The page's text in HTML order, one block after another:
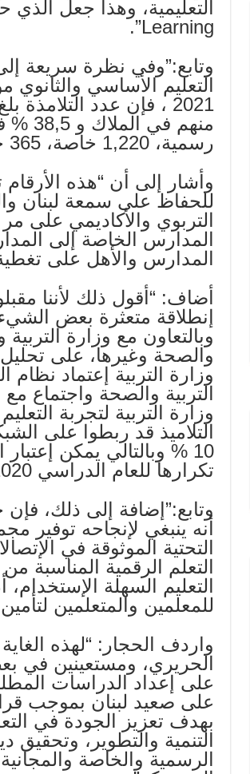
Learning”.
وتابع:”وفي نظرة سريعة
رسمية، 1,220 خاصة، 365 خاصة مجانية و 65 أونروا”.
وأشار إلى أن “هذه
للحفاظ على سمعة لبنان
التربوي والأكاديمي
المدارس الخاصة إلى
المدارس والأهل على
إنطلاقة متعثرة بعض
وبالتعاون مع وزارة
والصحة وغيرها، على
وزارة التربية إعتماد
التربية والصحة واجتماع
التلاميذ قد ربطوا على
تكرارها للعام الدراسي 2020 – 2021 “.
وتابع:”إضافة إلى ذلك،
أنه ينبغي لإنجاحه توفير
التحتية الموثوقة في
التعلم الرقمية
التعليم السهلة
للمعلمين والمتعلمين
واردف الحجار: “لهذه
الحريري، ومستعينين في
بهدف تعزيز الجودة في
التنمية والتطوير، وتحقيق
الرسمية والخاصة